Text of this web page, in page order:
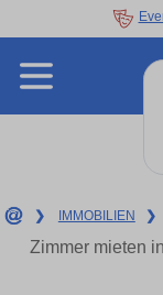
❯ IMMOBILIEN ❯
Zimmer mieten